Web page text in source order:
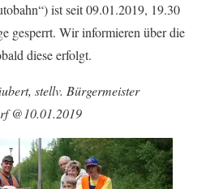
ist seit 09.01.2019, 19.30
gesperrt. Wir informieren über die
diese erfolgt.
stellv. Bürgermeister
@10.01.2019